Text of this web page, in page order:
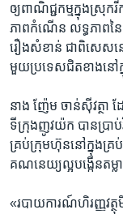
ឲ្យ​ពាណិជ្ជកម្មក្នុង​ស្រុក​
ភាព​កំណើន​ លទ្ធភាព​នៃ​
រឿង​សំខាន់ ជា​ពិសេស​ន
មួយ​ប្រទេស​ជិត​ខាង​នៅ​
នាង ញ៉ែម ចាន់ស៊ីវត្ថា
ទីក្រុង​ញូវយ៉ក បាន​ប្រាប់​
គ្រប់​ក្រុមហ៊ុន​នៅ​ក្នុង​គ្រ
គណនេយ្យ​ល្អបង្កើន​តម្
«របាយការណ៍​ហិរញ្ញវត្ថុ​